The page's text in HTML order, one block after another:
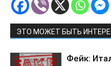
ЭТО МОЖЕТ БЫТЬ
Фейк: